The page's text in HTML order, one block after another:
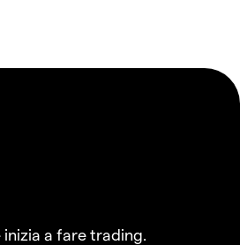
a fare trading.